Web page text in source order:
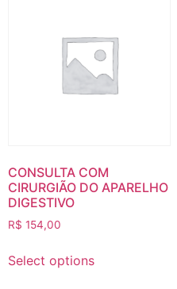
CONSULTA COM
CIRURGIÃO DO APARELHO
DIGESTIVO
R$ 154,00
Select options